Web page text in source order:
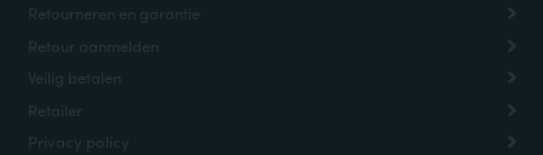
Retourneren en garantie
Retour aanmelden
Veilig betalen
Retailer
Privacy policy